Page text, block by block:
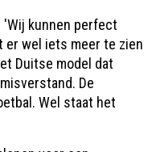
'Wij kunnen perfect
er wel iets meer te zien
Duitse model dat
De
Wel staat het